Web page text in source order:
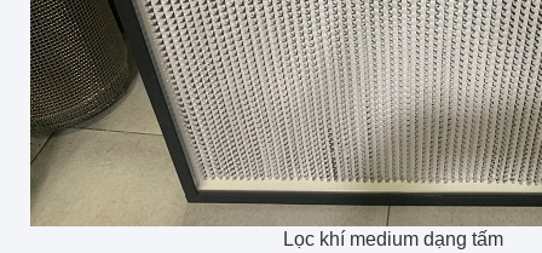
Lọc khí medium dạng tấm